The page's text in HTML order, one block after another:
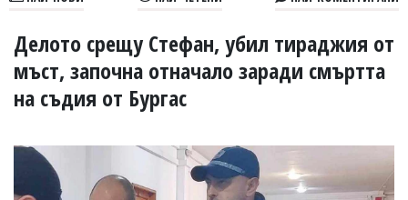
УКРАЙНА
СПОРТ
БИЗНЕС
Делото срещу Стефан, убил тираджия от
мъст, започна отначало заради смъртта
на съдия от Бургас